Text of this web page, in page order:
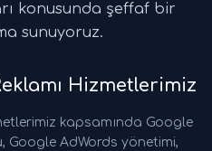
konusunda şeffaf bir
sunuyoruz.
Hizmetlerimiz
kapsamında Google
Google AdWords yönetimi,